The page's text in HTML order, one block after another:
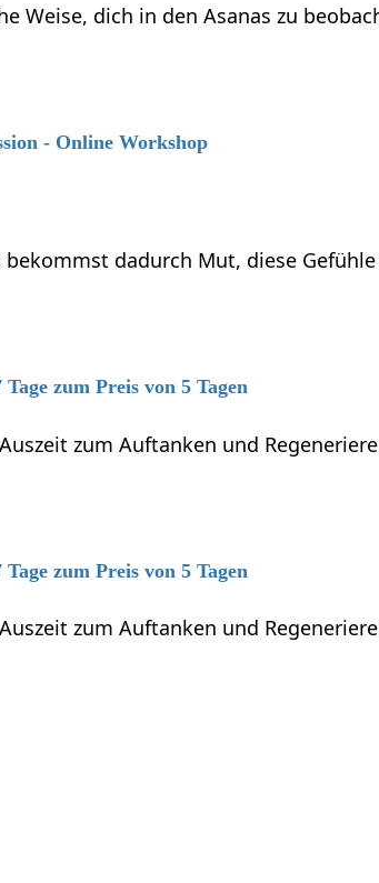
Weise, dich in den Asanas zu
- Online Workshop
dadurch Mut, diese
zum Preis von 5 Tagen
zum Auftanken und
zum Preis von 5 Tagen
zum Auftanken und